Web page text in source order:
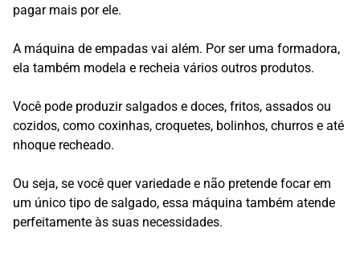
pagar mais por ele.
A máquina de empadas vai além. Por ser uma formadora,
ela também modela e recheia vários outros produtos.
Você pode produzir salgados e doces, fritos, assados ou
cozidos, como coxinhas, croquetes, bolinhos, churros e até
nhoque recheado.
Ou seja, se você quer variedade e não pretende focar em
um único tipo de salgado, essa máquina também atende
perfeitamente às suas necessidades.